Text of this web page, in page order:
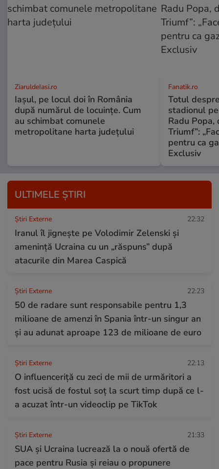
ZiaruldeIasi.ro
Iașul, pe locul doi în România
după numărul de locuințe. Cum
au schimbat comunele
metropolitane harta județului
Fanatik.ro
Totul
stadionul
Radu Popa,
Triumf”:
pentru ca
Exclusiv
ULTIMELE ȘTIRI
Știri Externe 22:32
Iranul îl jignește pe Volodimir Zelenski și
amenință Ucraina cu un „răspuns” după
atacurile din Marea Caspică
Știri Externe 22:23
50 de radare sunt responsabile pentru 1,3
milioane de amenzi în Spania într-un singur an
și au adunat aproape 123 de milioane de euro
Știri Externe 22:13
O influenceriță cu zeci de mii de urmăritori a
fost ucisă de fostul soț la scurt timp după ce l-
a acuzat într-un videoclip pe TikTok
Știri Externe 21:33
SUA și Ucraina lucrează la o nouă ofertă de
pace pentru Rusia și reiau o propunere